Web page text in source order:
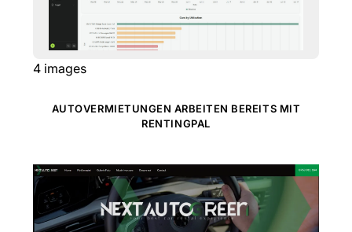
4 images
AUTOVERMIETUNGEN ARBEITEN BEREITS MIT
RENTINGPAL